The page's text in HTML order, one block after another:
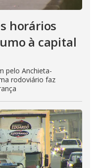
horários
à capital
pelo Anchieta-
rodoviário faz